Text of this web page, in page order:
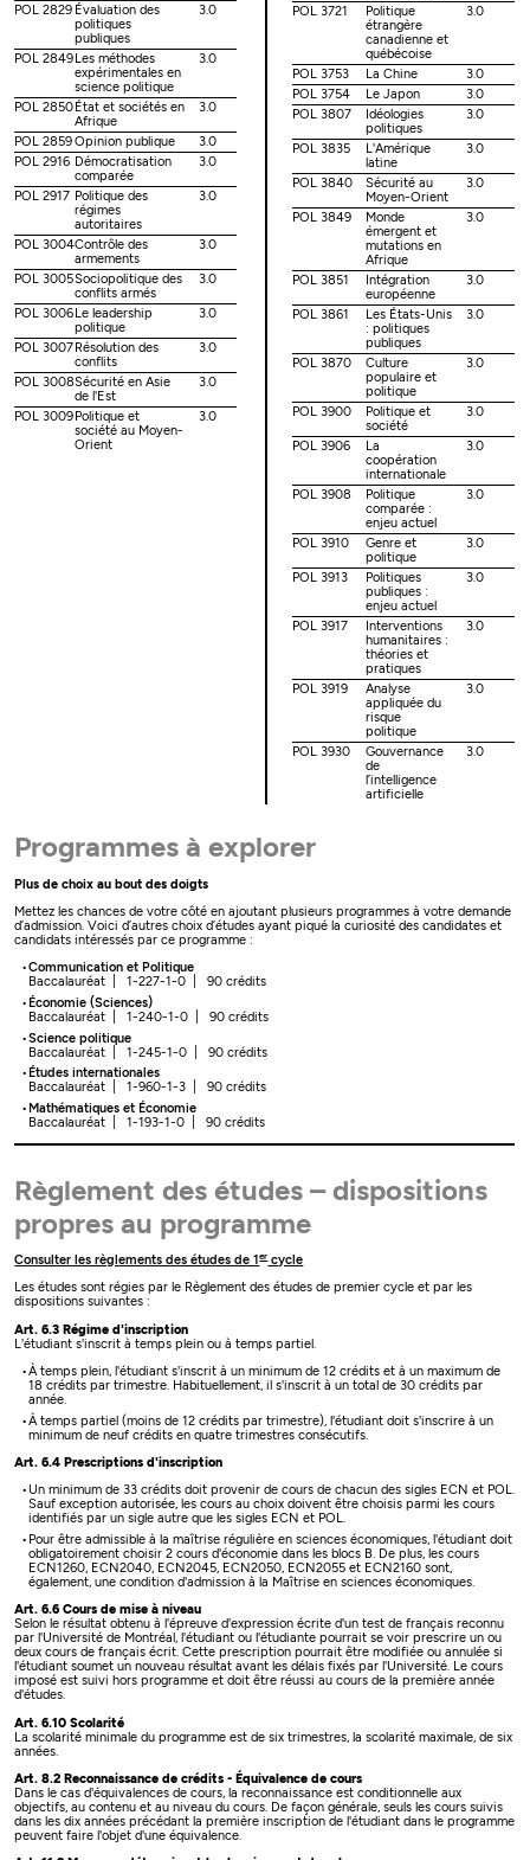
POL 2829 Évaluation des
politiques
publiques
3.0
POL 2849Les méthodes
expérimentales en
science politique
3.0
POL 2850État et sociétés en
Afrique
3.0
POL 2859Opinion publique
3.0
POL 2916 Démocratisation
comparée
3.0
POL 2917 Politique des
régimes
autoritaires
3.0
POL 3004Contrôle des
armements
3.0
POL 3005Sociopolitique des
conflits armés
3.0
POL 3006Le leadership
politique
3.0
POL 3007Résolution des
conflits
3.0
POL 3008Sécurité en Asie
de l'Est
3.0
POL 3009Politique et
société au Moyen-
Orient
3.0
POL 3721
Politique
étrangère
canadienne et
québécoise
3.0
POL 3753 La Chine
3.0
POL 3754
Le Japon
3.0
POL 3807
Idéologies
politiques
3.0
POL 3835
L'Amérique
latine
3.0
POL 3840
Sécurité au
Moyen-Orient
3.0
POL 3849
Monde
émergent et
mutations en
Afrique
3.0
POL 3851
Intégration
européenne
3.0
POL 3861
Les États-Unis
: politiques
publiques
3.0
POL 3870
Culture
populaire et
politique
3.0
POL 3900
Politique et
société
3.0
POL 3906
La
coopération
internationale
3.0
POL 3908
Politique
comparée :
enjeu actuel
3.0
POL 3910
Genre et
politique
3.0
POL 3913
Politiques
publiques :
enjeu actuel
3.0
POL 3917
Interventions
humanitaires :
théories et
pratiques
3.0
POL 3919
Analyse
appliquée du
risque
politique
3.0
POL 3930
Gouvernance
de
l’intelligence
artificielle
3.0
Programmes à explorer
Plus de choix au bout des doigts
Mettez les chances de votre côté en ajoutant plusieurs programmes à votre demande
d’admission. Voici d’autres choix d’études ayant piqué la curiosité des candidates et
candidats intéressés par ce programme :
Communication et Politique
Baccalauréat | 1-227-1-0 | 90 crédits
Économie (Sciences)
Baccalauréat | 1-240-1-0 | 90 crédits
Science politique
Baccalauréat | 1-245-1-0 | 90 crédits
Études internationales
Baccalauréat | 1-960-1-3 | 90 crédits
Mathématiques et Économie
Baccalauréat | 1-193-1-0 | 90 crédits
Règlement des études – dispositions
propres au programme
Consulter les règlements des études de 1ercycle
Les études sont régies par le Règlement des études de premier cycle et par les
dispositions suivantes :
Art. 6.3 Régime d'inscription
L'étudiant s'inscrit à temps plein ou à temps partiel.
À temps plein, l'étudiant s'inscrit à un minimum de 12 crédits et à un maximum de
18 crédits par trimestre. Habituellement, il s'inscrit à un total de 30 crédits par
année.
À temps partiel (moins de 12 crédits par trimestre), l'étudiant doit s'inscrire à un
minimum de neuf crédits en quatre trimestres consécutifs.
Art. 6.4 Prescriptions d'inscription
Un minimum de 33 crédits doit provenir de cours de chacun des sigles ECN et POL.
Sauf exception autorisée, les cours au choix doivent être choisis parmi les cours
identifiés par un sigle autre que les sigles ECN et POL.
Pour être admissible à la maîtrise régulière en sciences économiques, l'étudiant doit
obligatoirement choisir 2 cours d'économie dans les blocs B. De plus, les cours
ECN1260, ECN2040, ECN2045, ECN2050, ECN2055 et ECN2160 sont,
également, une condition d'admission à la Maîtrise en sciences économiques.
Art. 6.6 Cours de mise à niveau
Selon le résultat obtenu à l'épreuve d'expression écrite d'un test de français reconnu
par l'Université de Montréal, l'étudiant ou l'étudiante pourrait se voir prescrire un ou
deux cours de français écrit. Cette prescription pourrait être modifiée ou annulée si
l'étudiant soumet un nouveau résultat avant les délais fixés par l'Université. Le cours
imposé est suivi hors programme et doit être réussi au cours de la première année
d'études.
Art. 6.10 Scolarité
La scolarité minimale du programme est de six trimestres, la scolarité maximale, de six
années.
Art. 8.2 Reconnaissance de crédits - Équivalence de cours
Dans le cas d'équivalences de cours, la reconnaissance est conditionnelle aux
objectifs, au contenu et au niveau du cours. De façon générale, seuls les cours suivis
dans les dix années précédant la première inscription de l'étudiant dans le programme
peuvent faire l'objet d'une équivalence.